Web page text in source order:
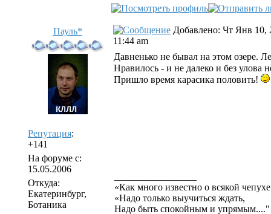
Пауль*
Репутация:
+141
На форуме с:
15.05.2006
Откуда:
Екатеринбург,
Ботаника
Добавлено: Чт Янв 10,
11:44 am
Давненько не бывал на этом озере.
Нравилось - и не далеко и без улова
Пришло время карасика половить!
«Как много известно о всякой
«Надо только выучиться ждать,
Надо быть спокойным и упрямым...."